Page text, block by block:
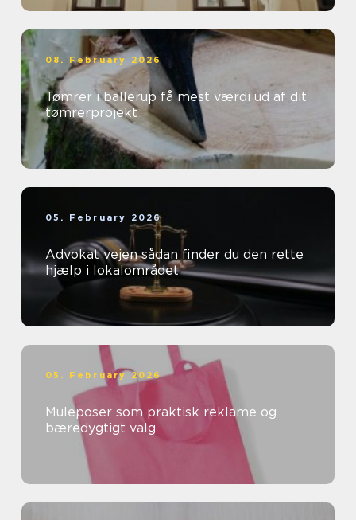
08. February 2026
Tømrer i ballerup få mest værdi ud af dit
tømrerprojekt
05. February 2026
Advokat vejen sådan finder du den rette
hjælp i lokalområdet
05. February 2026
Muleposer som praktisk reklame og
bæredygtigt valg